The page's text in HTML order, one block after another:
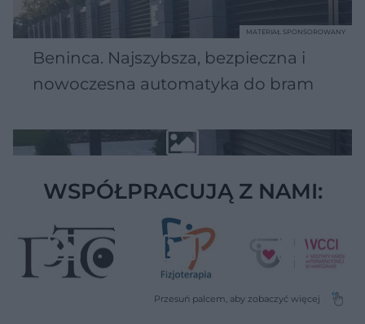
Beninca. Najszybsza, bezpieczna i
nowoczesna automatyka do bram
MATERIAŁ SPONSOROWANY
WSPÓŁPRACUJĄ Z NAMI: